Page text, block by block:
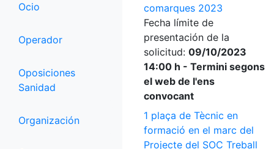
Ocio
Operador
Oposiciones
Sanidad
Organización
comarques 2023
Fecha límite de
presentación de la
solicitud: 09/10/2023
14:00 h - Termini segons
el web de l'ens
convocant
1 plaça de Tècnic en
formació en el marc del
Projecte del SOC Treball